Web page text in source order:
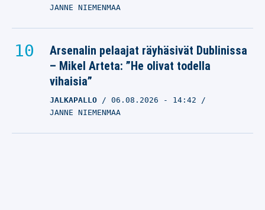
JANNE NIEMENMAA
Arsenalin pelaajat räyhäsivät Dublinissa
– Mikel Arteta: ”He olivat todella
vihaisia”
JALKAPALLO 06.08.2026 - 14:42
JANNE NIEMENMAA